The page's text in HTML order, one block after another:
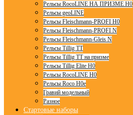
Рельсы RocoLINE НА ПРИЗМЕ H0
Рельсы geoLINE
Рельсы Fleischmann-PROFI H0
Рельсы Fleischmann-PROFI N
Рельсы Fleischmann-Gleis N
Рельсы Tillig TT
Рельсы Tillig TT на призме
Рельсы Tillig Elite H0
Рельсы RocoLINE H0
Рельсы Roco H0e
Гравий модельный
Разное
Стартовые наборы